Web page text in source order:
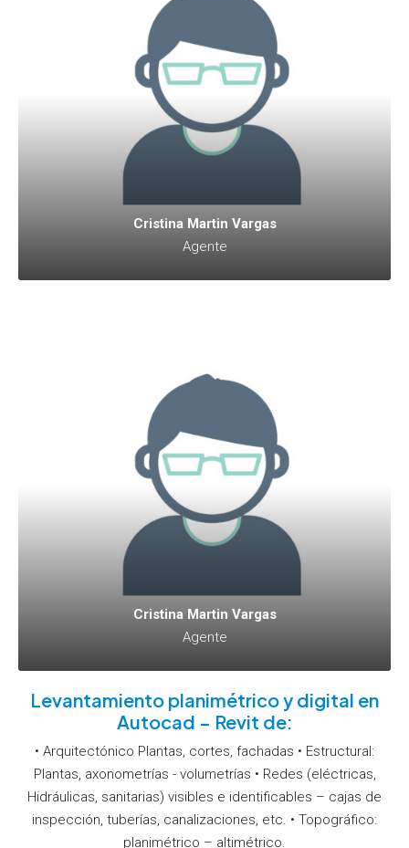
Cristina Martin Vargas
Agente
Cristina Martin Vargas
Agente
Levantamiento planimétrico y digital en
Autocad – Revit de:
• Arquitectónico Plantas, cortes, fachadas • Estructural:
Plantas, axonometrías - volumetrías • Redes (eléctricas,
Hidráulicas, sanitarias) visibles e identificables – cajas de
inspección, tuberías, canalizaciones, etc. • Topográfico:
planimétrico – altimétrico.